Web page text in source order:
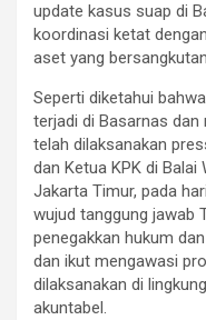
update kasus suap di
koordinasi ketat
aset yang
Seperti diketahui
terjadi di Basarnas
telah dilaksanakan
dan Ketua KPK di Balai
Jakarta Timur, pada
wujud tanggung jawab
penegakkan hukum
dan ikut mengawasi
dilaksanakan di
akuntabel.